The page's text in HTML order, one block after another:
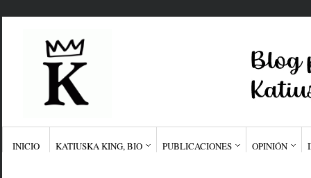
INICIO KATIUSKA KING, BIO PUBLICACIONES OPINIÓN